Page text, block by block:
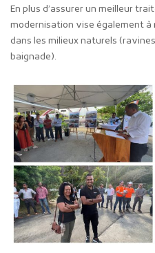
En plus d’assurer un meilleur
modernisation vise également à
dans les milieux naturels
baignade).